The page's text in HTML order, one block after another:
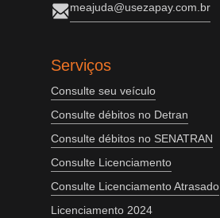
meajuda@usezapay.com.br
Serviços
Consulte seu veículo
Consulte débitos no Detran
Consulte débitos no SENATRAN
Consulte Licenciamento
Consulte Licenciamento Atrasado
Licenciamento 2024